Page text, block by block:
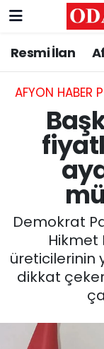
Resmi İlan
AFYON HABER
Demokrat
Hikmet
üreticilerinin
dikkat
Resmi İlan
ASAYİŞ
GÜNCEL
SİYASET
EĞİTİM
MAGAZİN
SPOR
Nöbetçi
Hava
Trafik
Süper
Tüm
Son
Haber